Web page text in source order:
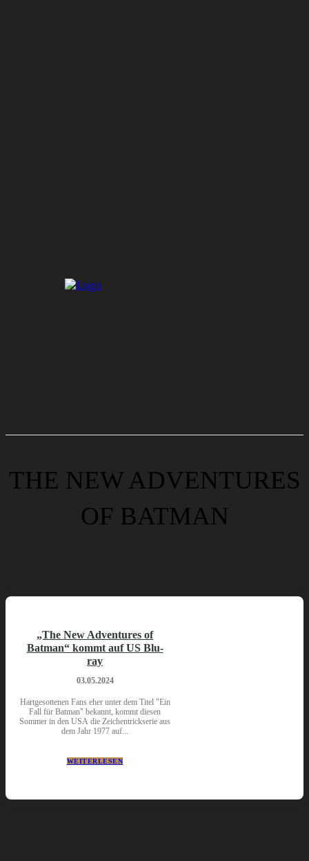
THE NEW ADVENTURES
OF BATMAN
„The New Adventures of
Batman“ kommt auf US Blu-
ray
03.05.2024
Hartgesottenen Fans eher unter dem Titel "Ein
Fall für Batman" bekannt, kommt diesen
Sommer in den USA die Zeichentrickserie aus
dem Jahr 1977 auf...
WEITERLESEN